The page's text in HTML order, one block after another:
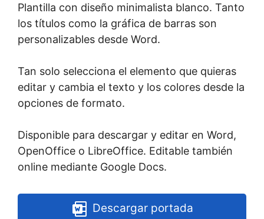
Plantilla con diseño minimalista blanco. Tanto
los títulos como la gráfica de barras son
personalizables desde Word.
Tan solo selecciona el elemento que quieras
editar y cambia el texto y los colores desde la
opciones de formato.
Disponible para descargar y editar en Word,
OpenOffice o LibreOffice. Editable también
online mediante Google Docs.
Descargar portada